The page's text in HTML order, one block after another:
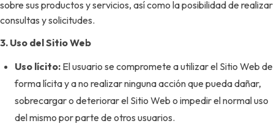
sobre sus productos y servicios, así como la posibilidad de realizar
consultas y solicitudes.
3. Uso del Sitio Web
Uso lícito: El usuario se compromete a utilizar el Sitio Web de
forma lícita y a no realizar ninguna acción que pueda dañar,
sobrecargar o deteriorar el Sitio Web o impedir el normal uso
del mismo por parte de otros usuarios.